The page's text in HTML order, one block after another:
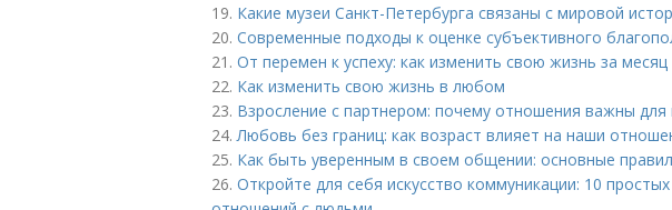
19. Какие музеи Санкт-Петербурга связаны с мировой
20. Современные подходы к оценке субъективного
21. От перемен к успеху: как изменить свою жизнь за месяц
22. Как изменить свою жизнь в любом
23. Взросление с партнером: почему отношения важны для
24.Любовь без границ: как возраст влияет на наши
25. Как быть уверенным в своем общении: основные
26. Откройте для себя искусство коммуникации: 10